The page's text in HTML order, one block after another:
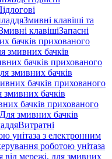
Змивні клавіші та
клавішіЗапасні
бачків прихованого
змивних бачків
бачків прихованого
змивних бачків
бачків прихованого
змивних бачків
бачків прихованого
змивних бачків
Витратні
унітаза з електронним
роботою унітаза
мережі, для змивних